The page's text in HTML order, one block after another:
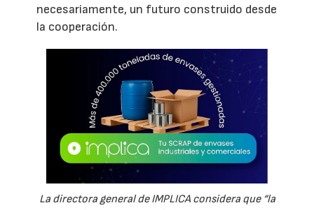
necesariamente, un futuro construido desde
la cooperación.
La directora general de IMPLICA considera que “la